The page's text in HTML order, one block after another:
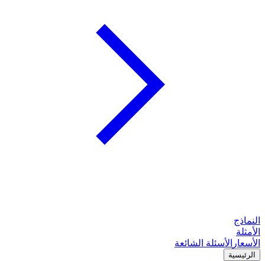
النماذج
الأمثلة
الأسعار الأسئلة الشائعة
الرئيسية